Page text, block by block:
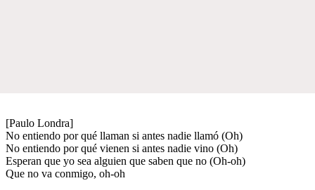
[Paulo Londra]
No entiendo por qué llaman si antes nadie llamó (Oh)
No entiendo por qué vienen si antes nadie vino (Oh)
Esperan que yo sea alguien que saben que no (Oh-oh)
Que no va conmigo, oh-oh